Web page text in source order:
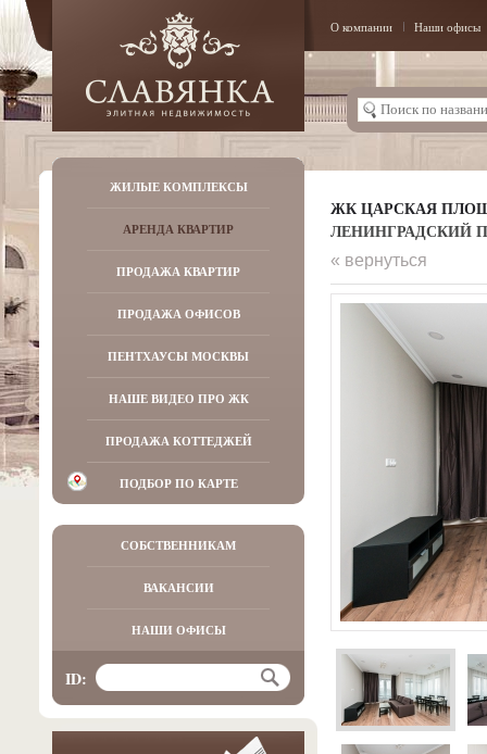
О компании Наши офисы
ЖИЛЫЕ КОМПЛЕКСЫ
АРЕНДА КВАРТИР
ПРОДАЖА КВАРТИР
ПРОДАЖА ОФИСОВ
ПЕНТХАУСЫ МОСКВЫ
НАШЕ ВИДЕО ПРО ЖК
ПРОДАЖА КОТТЕДЖЕЙ
ПОДБОР ПО КАРТЕ
СОБСТВЕННИКАМ
ВАКАНСИИ
НАШИ ОФИСЫ
ID:
ЖК ЦАРСКАЯ
ЛЕНИНГРАДСКИЙ
« вернуться